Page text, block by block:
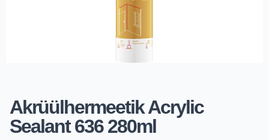
Akrüülhermeetik Acrylic
Sealant 636 280ml